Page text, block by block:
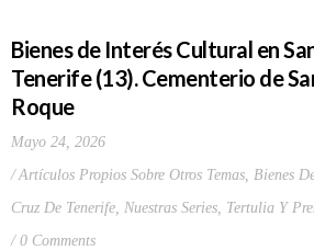
Bienes de Interés Cultural en
Tenerife (13). Cementerio de
Roque
Mayo 24, 2026
Artículos Propios Sobre Otros Temas, Bienes
Cruz De Tenerife, Nuestras Series, Tertulia Y
0 Comments